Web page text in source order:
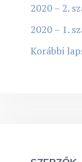
2020 – 2.
2020 – 1.
Korábbi